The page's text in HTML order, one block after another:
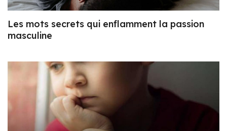
Les mots secrets qui enflamment la passion
masculine